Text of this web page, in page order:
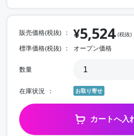
販売価格(税抜) ¥5,524 (税抜)
標準価格(税抜) オープン価格
数量
在庫状況 お取り寄せ
カートへ入